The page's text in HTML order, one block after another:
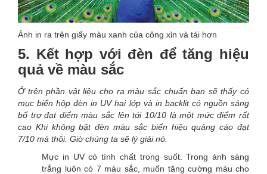
Ảnh in ra trên giấy màu xanh của công xỉn và tái hơn
5. Kết hợp với đèn để tăng hiệu
quả về màu sắc
Ở trên phần vật liệu cho ra màu sắc chuẩn bạn sẽ thấy có
mục biển hộp đèn in UV hai lớp và in backlit có nguồn sáng
bổ trợ đạt điểm màu sắc lên tới 10/10 là một mức điểm rất
cao Khi không bật đèn màu sắc biển hiệu quảng cáo đạt
7/10 mà thôi. Giờ chúng ta sẽ lý giải nó.
Mực in UV có tính chất trong suốt. Trong ánh sáng
trắng luôn có 7 màu sắc, muốn tăng cường màu cho